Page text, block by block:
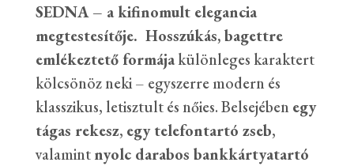
cherry
red
mennyiség
SEDNA – a kifinomult elegancia
megtestesítője. Hosszúkás, bagettre
emlékeztető formájakülönleges karaktert
kölcsönöz neki – egyszerre modern és
klasszikus, letisztult és nőies. Belsejében egy
tágas rekesz, egy telefontartó zseb,
valamintnyolc darabos bankkártyatartó